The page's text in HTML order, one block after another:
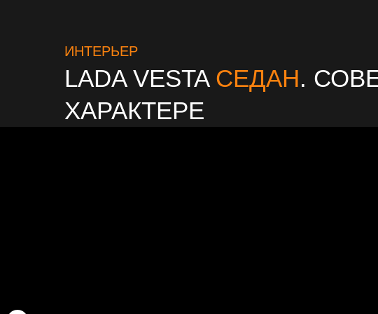
LADA VESTA СЕДАН.
ХАРАКТЕРЕ
ИНТЕРЬЕР
КОНТРАСТНЫЙ ИНТЕРЬЕР